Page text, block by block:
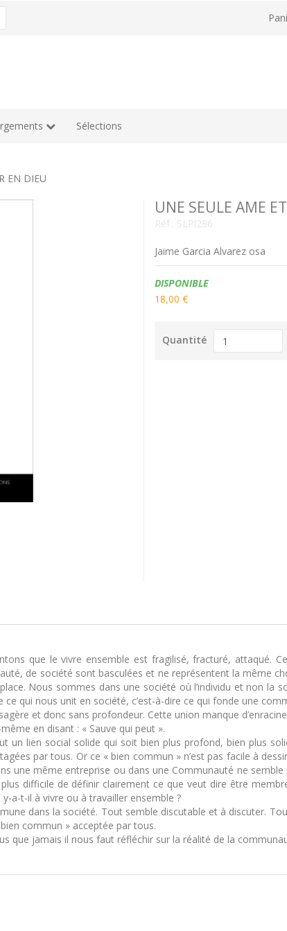
Sélections
EN DIEU
UNE SEULE AME
Réf.: SLPl286
Jaime Garcia Alvarez osa
Disponibilité:
DISPONIBLE
18,00 €
Quantité
que le vivre ensemble est fragilisé, fracturé, attaqué.
de société sont basculées et ne représentent la même
Nous sommes dans une société où l’individu et non
qui nous unit en société, c’est-à-dire ce qui fonde une
et donc sans profondeur. Cette union manque
en disant : « Sauve qui peut ».
un lien social solide qui soit bien plus profond, bien plus
par tous. Or ce « bien commun » n’est pas facile à
une même entreprise ou dans une Communauté ne
difficile de définir clairement ce que veut dire être
a-t-il à vivre ou à travailler ensemble ?
dans la société. Tout semble discutable et à discuter.
commun » acceptée par tous.
que jamais il nous faut réfléchir sur la réalité de la